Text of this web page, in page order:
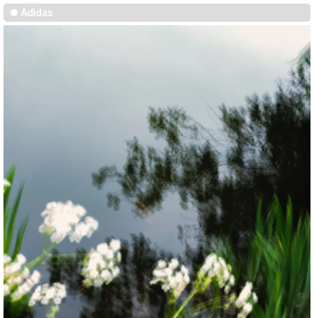
Adidas
Anne-Sophie Soudoplatoff